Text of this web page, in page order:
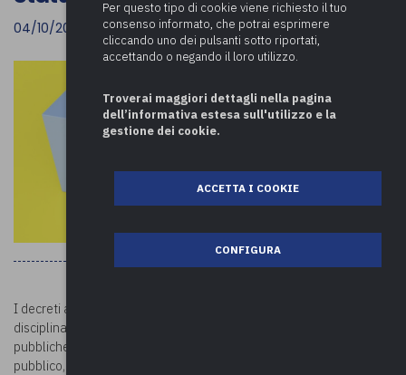
04/10/2023
I decreti attuativi della legge Severino, come il n. 39/2013 che
disciplina le inconferibilità e le incompatibilità di incarichi presso le
pubbliche amministrazioni, enti pubblici ed enti privati in controllo
pubblico, sono prevalenti rispetto a legge regionali, anche speciali,
Per questo tipo di cookie viene richiesto il tuo
consenso informato, che potrai esprimere
cliccando uno dei pulsanti sotto riportati,
accettando o negando il loro utilizzo.
Troverai maggiori dettagli nella pagina
dell’informativa estesa sull'utilizzo e la
gestione dei cookie.
ACCETTA I COOKIE
CONFIGURA